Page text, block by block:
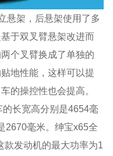
悬架，后悬架使用了多
于双叉臂悬架改进而
个叉臂换成了单独的
地性能，这样可以提
的操控性也会提高。
长宽高分别是4654毫
2670毫米。绅宝x65全
款发动机的最大功率为1